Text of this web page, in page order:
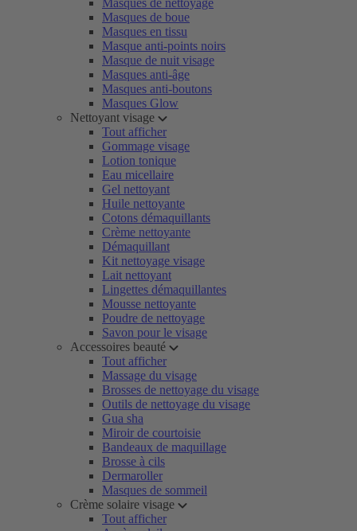
Masques de nettoyage
Masques de boue
Masques en tissu
Masque anti-points noirs
Masque de nuit visage
Masques anti-âge
Masques anti-boutons
Masques Glow
Nettoyant visage
Tout afficher
Gommage visage
Lotion tonique
Eau micellaire
Gel nettoyant
Huile nettoyante
Cotons démaquillants
Crème nettoyante
Démaquillant
Kit nettoyage visage
Lait nettoyant
Lingettes démaquillantes
Mousse nettoyante
Poudre de nettoyage
Savon pour le visage
Accessoires beauté
Tout afficher
Massage du visage
Brosses de nettoyage du visage
Outils de nettoyage du visage
Gua sha
Miroir de courtoisie
Bandeaux de maquillage
Brosse à cils
Dermaroller
Masques de sommeil
Crème solaire visage
Tout afficher